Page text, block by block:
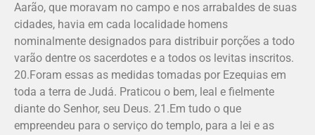
Aarão, que moravam no campo e nos arrabaldes de suas
cidades, havia em cada localidade homens
nominalmente designados para distribuir porções a todo
varão dentre os sacerdotes e a todos os levitas inscritos.
20.Foram essas as medidas tomadas por Ezequias em
toda a terra de Judá. Praticou o bem, leal e fielmente
diante do Senhor, seu Deus. 21.Em tudo o que
empreendeu para o serviço do templo, para a lei e as